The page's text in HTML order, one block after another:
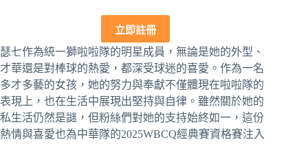
立即註冊
瑟七作為統一獅啦啦隊的明星成員，無論是她的外型、
才華還是對棒球的熱愛，都深受球迷的喜愛。作為一名
多才多藝的女孩，她的努力與奉獻不僅體現在啦啦隊的
表現上，也在生活中展現出堅持與自律。雖然關於她的
私生活仍然是謎，但粉絲們對她的支持始終如一，這份
熱情與喜愛也為中華隊的2025WBCQ經典賽資格賽注入